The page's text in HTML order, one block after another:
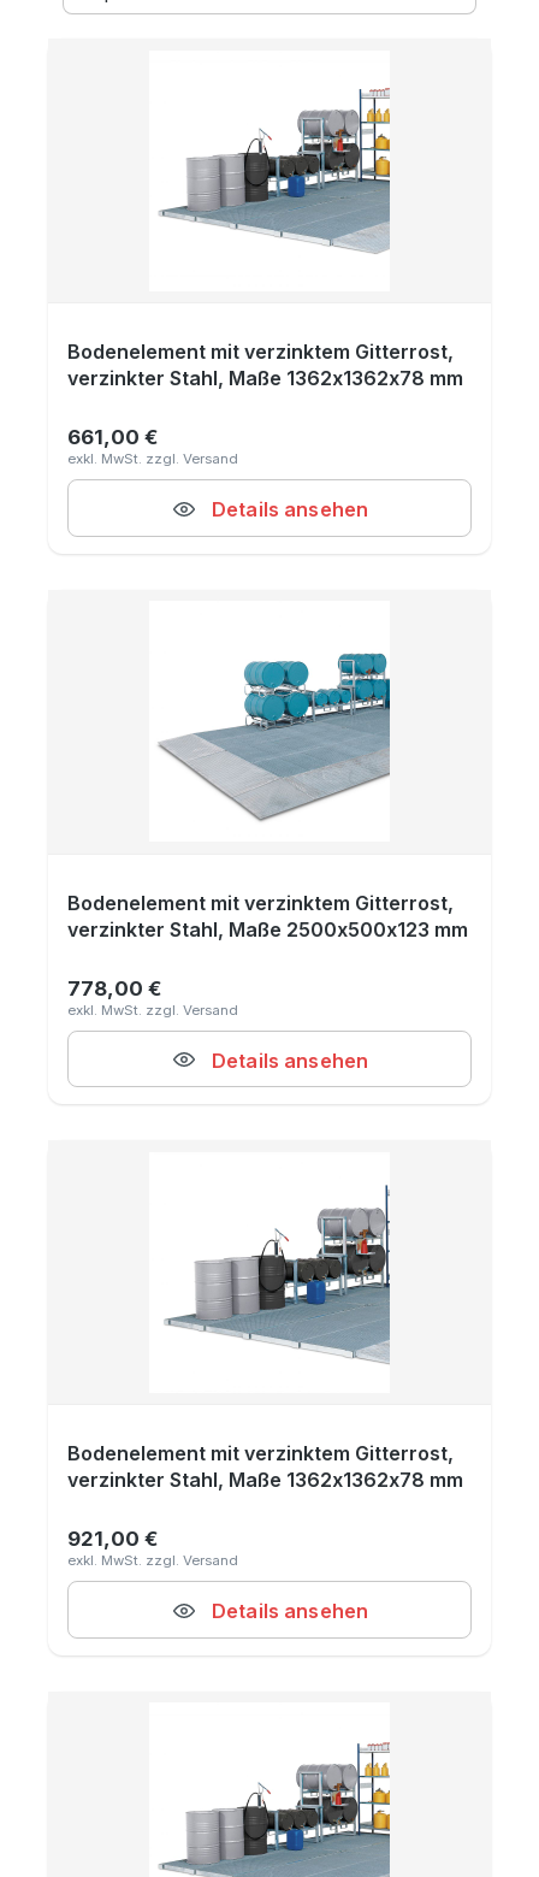
Bodenelement mit verzinktem Gitterrost,
verzinkter Stahl, Maße 1362x1362x78 mm
Regulärer Preis:
661,00 €
Details ansehen
Bodenelement mit verzinktem Gitterrost,
verzinkter Stahl, Maße 2500x500x123 mm
Regulärer Preis:
778,00 €
Details ansehen
Bodenelement mit verzinktem Gitterrost,
verzinkter Stahl, Maße 1362x1362x78 mm
Regulärer Preis:
921,00 €
Details ansehen